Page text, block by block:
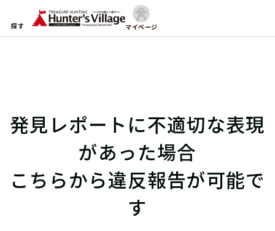
探す マイページ
発見レポートに不適切な表現
があった場合
こちらから違反報告が可能で
す